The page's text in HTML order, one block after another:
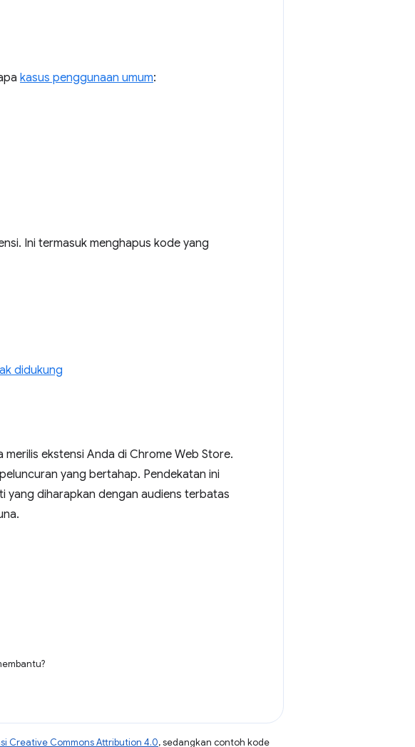
kasus penggunaan umum:
Ini termasuk menghapus kode yang
didukung
merilis ekstensi Anda di Chrome Web Store.
yang bertahap. Pendekatan ini
yang diharapkan dengan audiens terbatas
Creative Commons Attribution 4.0, sedangkan contoh kode